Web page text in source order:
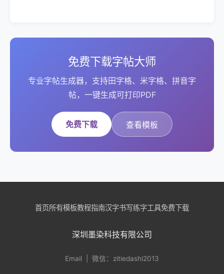
免费下载字帖大师
专业字帖生成器，支持田字格、米字格、拼音字
帖，一键生成可打印PDF
免费下载 查看模板
首页所有模板教程指南汉字书写练字工具免费下载
深圳墨染科技有限公司
Email | 微信：zitiedashi2013